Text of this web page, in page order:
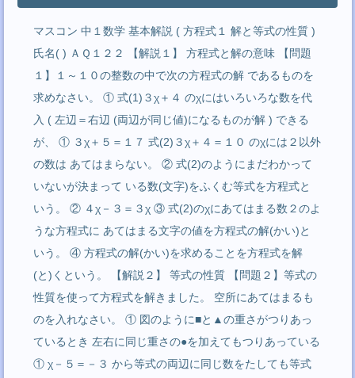
マスコン 中１数学 基本解説 ( 方程式１ 解と等式の性質 )
氏名( ) ＡＱ１２２ 【解説１】 方程式と解の意味 【問題
１】１～１０の整数の中で次の方程式の解 であるものを
求めなさい。 ① 式(1)３χ＋４ のχにはいろいろな数を代
入 ( 左辺＝右辺 (両辺が同じ値)になるものが解 ) できる
が、 ① ３χ＋５＝１７ 式(2)３χ＋４＝１０ のχには２以外
の数は あてはまらない。 ② 式(2)のようにまだわかって
いないが決まって いる数(文字)をふくむ等式を方程式と
いう。 ② ４χ－３＝３χ ③ 式(2)のχにあてはまる数２のよ
うな方程式に あてはまる文字の値を方程式の解(かい)と
いう。 ④ 方程式の解(かい)を求めることを方程式を解
(と)くという。 【解説２】 等式の性質 【問題２】等式の
性質を使って方程式を解きました。 空所にあてはまるも
のを入れなさい。 ① 図のように■と▲の重さがつりあっ
ているとき 左右に同じ重さの●を加えてもつりあっている
① χ－５＝－３ から等式の両辺に同じ数をたしても等式